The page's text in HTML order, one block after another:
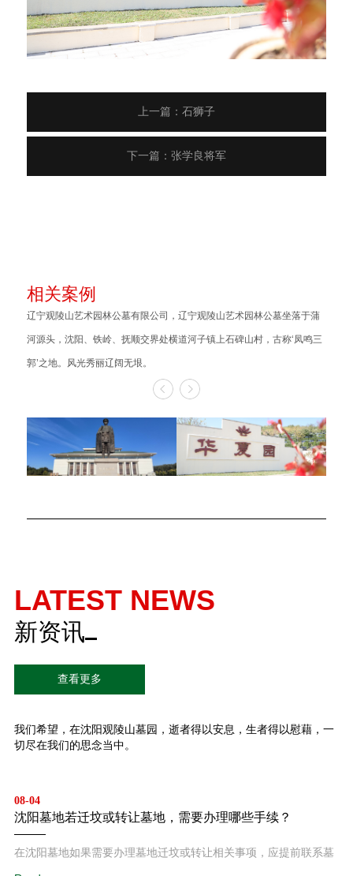
上一篇：石狮子
下一篇：张学良将军
相关案例
辽宁观陵山艺术园林公墓有限公司，辽宁观陵山艺术园林公墓坐落于蒲
河源头，沈阳、铁岭、抚顺交界处横道河子镇上石碑山村，古称‘凤鸣三
郭’之地。风光秀丽辽阔无垠。
LATEST NEWS
新资讯
查看更多
我们希望，在沈阳观陵山墓园，逝者得以安息，生者得以慰藉，一
切尽在我们的思念当中。
08-04
沈阳墓地若迁坟或转让墓地，需要办理哪些手续？
在沈阳墓地如果需要办理墓地迁坟或转让相关事项，应提前联系墓
园管理单位，根据要求准备身份证明、墓位资料以及相关申请材